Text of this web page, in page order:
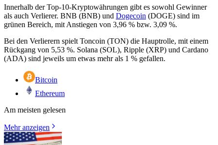
Innerhalb der Top-10-Kryptowährungen gibt es sowohl Gewinner
als auch Verlierer. BNB (BNB) und Dogecoin (DOGE) sind im
grünen Bereich, mit Anstiegen von 3,96 % bzw. 3,09 %.
Bei den Verlierern spielt Toncoin (TON) die Hauptrolle, mit einem
Rückgang von 5,53 %. Solana (SOL), Ripple (XRP) und Cardano
(ADA) sind jeweils um etwas mehr als 1 % gefallen.
Bitcoin
Ethereum
Am meisten gelesen
Mehr anzeigen